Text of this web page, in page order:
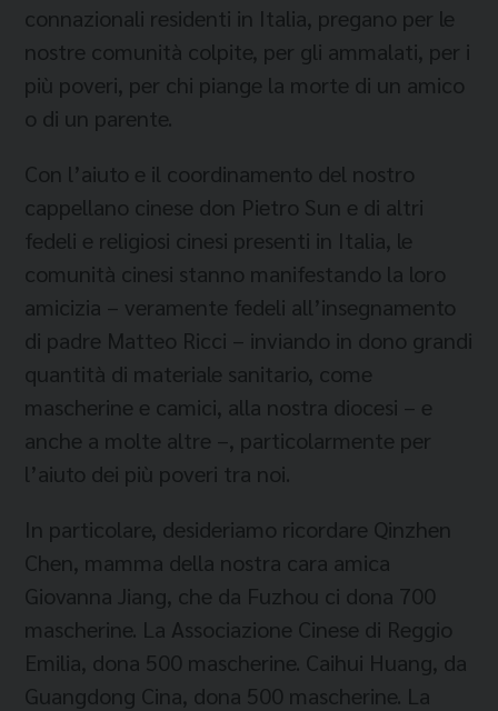
connazionali residenti in Italia, pregano per le
nostre comunità colpite, per gli ammalati, per i
più poveri, per chi piange la morte di un amico
o di un parente.
Con l’aiuto e il coordinamento del nostro
cappellano cinese don Pietro Sun e di altri
fedeli e religiosi cinesi presenti in Italia, le
comunità cinesi stanno manifestando la loro
amicizia – veramente fedeli all’insegnamento
di padre Matteo Ricci – inviando in dono grandi
quantità di materiale sanitario, come
mascherine e camici, alla nostra diocesi – e
anche a molte altre –, particolarmente per
l’aiuto dei più poveri tra noi.
In particolare, desideriamo ricordare Qinzhen
Chen, mamma della nostra cara amica
Giovanna Jiang, che da Fuzhou ci dona 700
mascherine. La Associazione Cinese di Reggio
Emilia, dona 500 mascherine. Caihui Huang, da
Guangdong Cina, dona 500 mascherine. La